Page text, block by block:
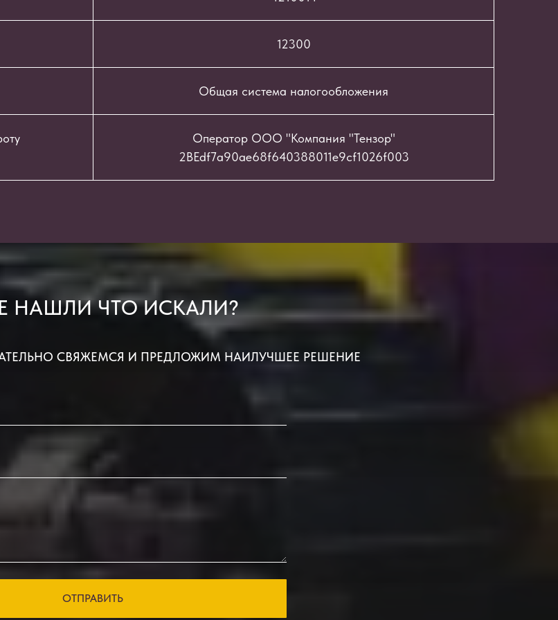
12300
Общая система налогообложения
Оператор ООО "Компания "Тензор"
2BEdf7a90ae68f640388011e9cf1026f003
НАШЛИ ЧТО ИСКАЛИ?
СВЯЖЕМСЯ И ПРЕДЛОЖИМ НАИЛУЧШЕЕ РЕШЕНИЕ
ОТПРАВИТЬ